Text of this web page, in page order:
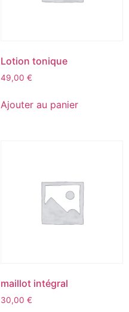
Lotion tonique
49,00 €
Ajouter au panier
maillot intégral
30,00 €